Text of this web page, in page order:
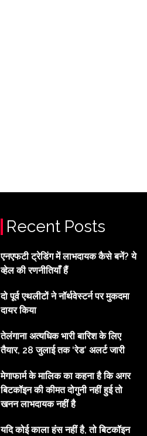
Recent Posts
एनएफटी ट्रेडिंग में लाभदायक कैसे बनें? ये
व्हेल की रणनीतियाँ हैं
दो पूर्व एथलीटों ने नॉर्थवेस्टर्न पर मुकदमा
दायर किया
तेलंगाना अत्यधिक भारी बारिश के लिए
तैयार, 28 जुलाई तक ‘रेड’ अलर्ट जारी
मेगाफार्म के मालिक का कहना है कि अगर
बिटकॉइन की कीमत दोगुनी नहीं हुई तो
खनन लाभदायक नहीं है
यदि कोई काला हंस नहीं है, तो बिटकॉइन